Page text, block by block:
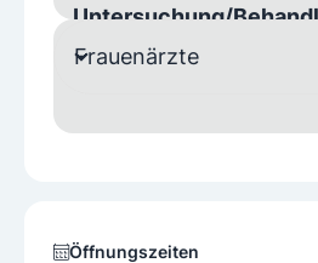
Untersuchung/
Vorsorgeuntersuchung
Frauenärzte
Öffnungszeiten